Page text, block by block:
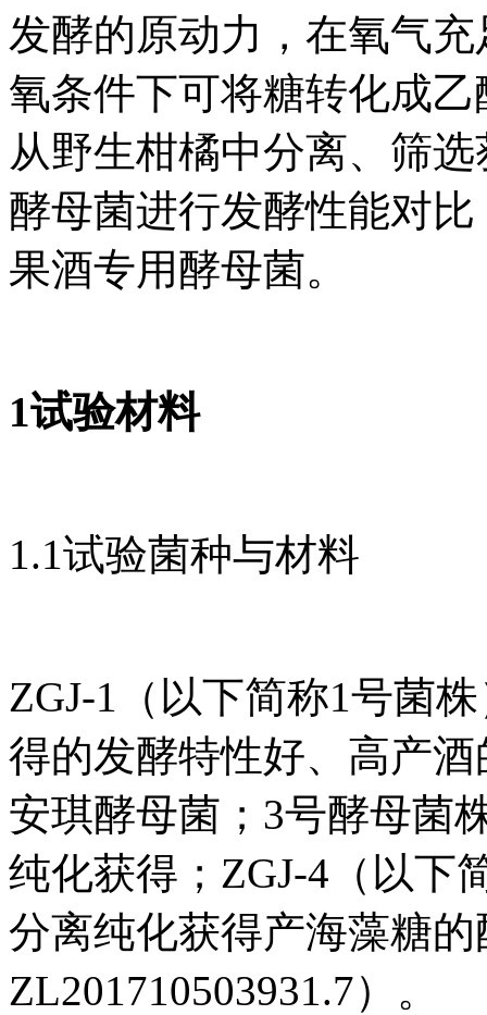
发酵的原动力，在氧气
氧条件下可将糖转化成
从野生柑橘中分离、筛
酵母菌进行发酵性能对
果酒专用酵母菌。
1试验材料
1.1试验菌种与材料
ZGJ-1（以下简称1号菌
得的发酵特性好、高产
安琪酵母菌；3号酵母菌
纯化获得；ZGJ-4（以下
分离纯化获得产海藻糖
ZL201710503931.7）。